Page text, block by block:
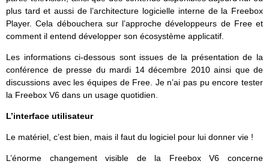
plus tard et aussi de l’architecture logicielle interne de la Freebox
Player. Cela débouchera sur l’approche développeurs de Free et
comment il entend développer son écosystème applicatif.
Les informations ci-dessous sont issues de la présentation de la
conférence de presse du mardi 14 décembre 2010 ainsi que de
discussions avec les équipes de Free. Je n’ai pas pu encore tester
la Freebox V6 dans un usage quotidien.
L’interface utilisateur
Le matériel, c’est bien, mais il faut du logiciel pour lui donner vie !
L’énorme changement visible de la Freebox V6 concerne